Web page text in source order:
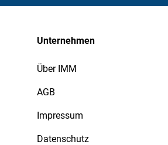
Unternehmen
Über IMM
AGB
Impressum
Datenschutz